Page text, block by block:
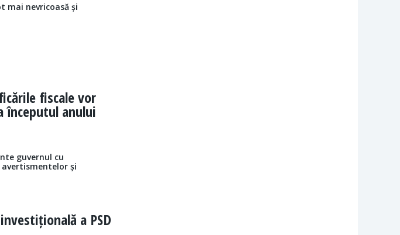
mai nevricoasă și
fiscale vor
începutul anului
guvernul cu
și
a PSD